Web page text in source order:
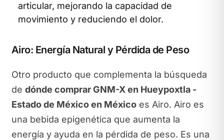
articular, mejorando la capacidad de
movimiento y reduciendo el dolor.
Airo: Energía Natural y Pérdida de Peso
Otro producto que complementa la búsqueda
de dónde comprar GNM-X en Hueypoxtla -
Estado de México en Méxicoes Airo. Airo es
una bebida epigenética que aumenta la
energía y ayuda en la pérdida de peso. Es una